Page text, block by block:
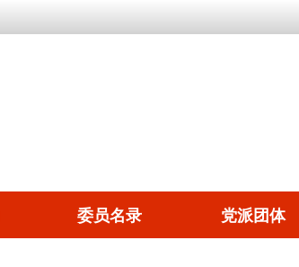
委员名录 党派团体